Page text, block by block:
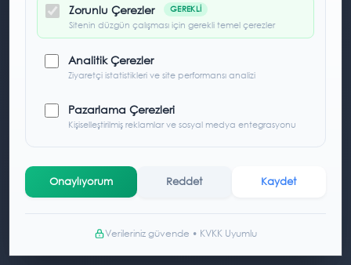
Zorunlu Çerezler GEREKLI
Sitenin düzgün çalışması için gerekli temel çerezler
Analitik Çerezler
Ziyaretçi istatistikleri ve site performansı analizi
Pazarlama Çerezleri
Kişiselleştirilmiş reklamlar ve sosyal medya entegrasyonu
Onaylıyorum Reddet Kaydet
Verileriniz güvende • KVKK Uyumlu